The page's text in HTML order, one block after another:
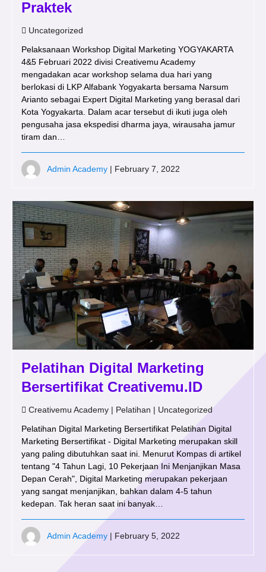
Praktek
Uncategorized
Pelaksanaan Workshop Digital Marketing YOGYAKARTA
4&5 Februari 2022 divisi Creativemu Academy
mengadakan acar workshop selama dua hari yang
berlokasi di LKP Alfabank Yogyakarta bersama Narsum
Arianto sebagai Expert Digital Marketing yang berasal dari
Kota Yogyakarta. Dalam acar tersebut di ikuti juga oleh
pengusaha jasa ekspedisi dharma jaya, wirausaha jamur
tiram dan…
Admin Academy | February 7, 2022
Pelatihan Digital Marketing
Bersertifikat Creativemu.ID
Creativemu Academy | Pelatihan | Uncategorized
Pelatihan Digital Marketing Bersertifikat Pelatihan Digital
Marketing Bersertifikat - Digital Marketing merupakan skill
yang paling dibutuhkan saat ini. Menurut Kompas di artikel
tentang "4 Tahun Lagi, 10 Pekerjaan Ini Menjanjikan Masa
Depan Cerah", Digital Marketing merupakan pekerjaan
yang sangat menjanjikan, bahkan dalam 4-5 tahun
kedepan. Tak heran saat ini banyak…
Admin Academy | February 5, 2022